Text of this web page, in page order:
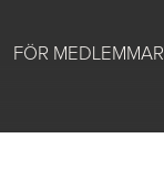
FÖR MEDLEMMAR